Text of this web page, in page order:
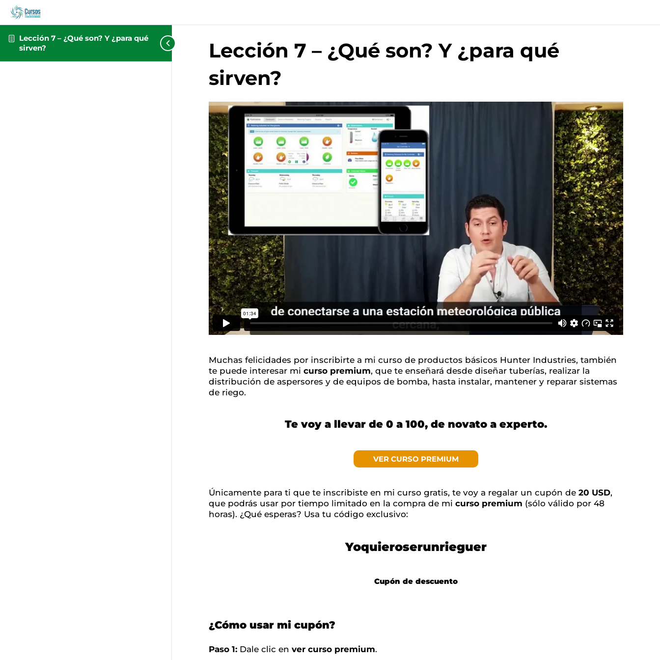
Lección 7 – ¿Qué son? Y ¿para qué
sirven?
Lección 7 – ¿Qué son? Y ¿para qué
sirven?
Muchas felicidades por inscribirte a mi curso de productos básicos Hunter Industries, también
te puede interesar mi curso premium, que te enseñará desde diseñar tuberías, realizar la
distribución de aspersores y de equipos de bomba, hasta instalar, mantener y reparar sistemas
de riego.
Te voy a llevar de 0 a 100, de novato a experto.
VER CURSO PREMIUM
Únicamente para ti que te inscribiste en mi curso gratis, te voy a regalar un cupón de 20 USD,
que podrás usar por tiempo limitado en la compra de mi curso premium (sólo válido por 48
horas). ¿Qué esperas? Usa tu código exclusivo:
Yoquieroserunrieguer
Cupón de descuento
¿Cómo usar mi cupón?
Paso 1: Dale clic en ver curso premium.